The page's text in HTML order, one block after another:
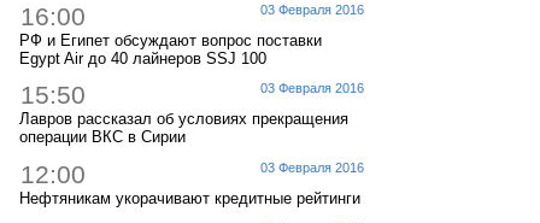
03 Февраля 2016
16:00
РФ и Египет обсуждают вопрос поставки
Egypt Air до 40 лайнеров SSJ 100
03 Февраля 2016
15:50
Лавров рассказал об условиях прекращения
операции ВКС в Сирии
03 Февраля 2016
12:00
Нефтяникам укорачивают кредитные рейтинги